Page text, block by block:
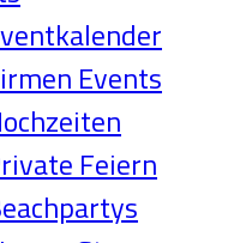
Events
Feiern